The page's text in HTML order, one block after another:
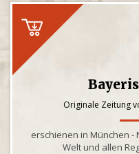
Originale Zeitung
erschienen in München -
Welt und allen